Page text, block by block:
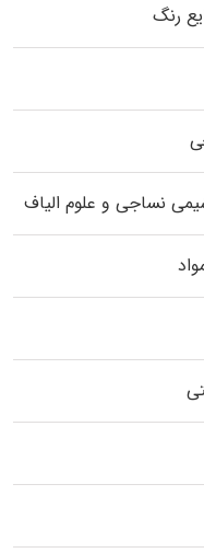
رنگ
نساجی و علوم الیاف